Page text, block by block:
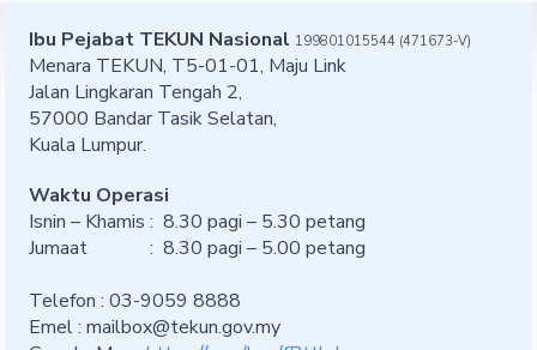
Ibu Pejabat TEKUN Nasional 199801015544 (471673-V)
Menara TEKUN, T5-01-01, Maju Link
Jalan Lingkaran Tengah 2,
57000 Bandar Tasik Selatan,
Kuala Lumpur.
Waktu Operasi
Isnin – Khamis : 8.30 pagi – 5.30 petang
Jumaat : 8.30 pagi – 5.00 petang
Telefon : 03-9059 8888
Emel :mailbox@tekun.gov.my